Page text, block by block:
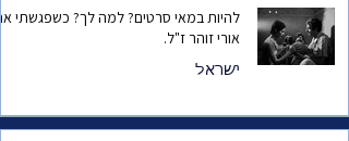
להיות במאי סרטים? למה לך? כשפגשתי
אורי זוהר ז"ל.
ישראל